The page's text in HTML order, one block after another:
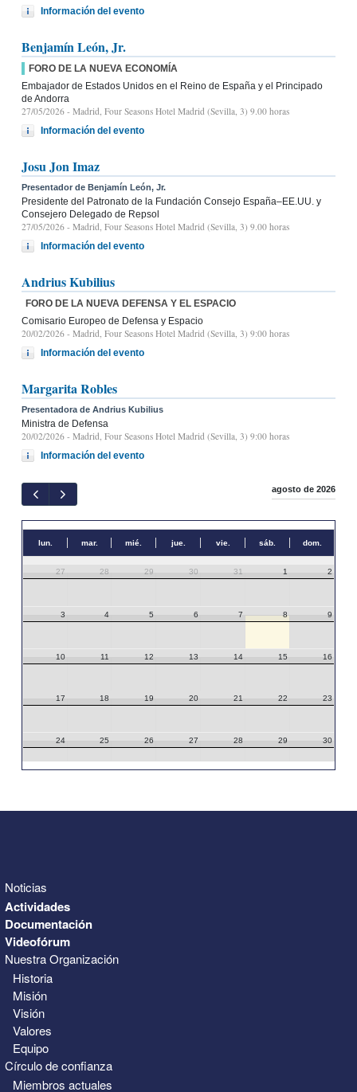
Información del evento
Benjamín León, Jr.
FORO DE LA NUEVA ECONOMÍA
Embajador de Estados Unidos en el Reino de España y el Principado
de Andorra
27/05/2026 - Madrid, Four Seasons Hotel Madrid (Sevilla, 3) 9.00 horas
Información del evento
Josu Jon Imaz
Presentador de Benjamín León, Jr.
Presidente del Patronato de la Fundación Consejo España–EE.UU. y
Consejero Delegado de Repsol
27/05/2026 - Madrid, Four Seasons Hotel Madrid (Sevilla, 3) 9.00 horas
Información del evento
Andrius Kubilius
FORO DE LA NUEVA DEFENSA Y EL ESPACIO
Comisario Europeo de Defensa y Espacio
20/02/2026 - Madrid, Four Seasons Hotel Madrid (Sevilla, 3) 9:00 horas
Información del evento
Margarita Robles
Presentadora de Andrius Kubilius
Ministra de Defensa
20/02/2026 - Madrid, Four Seasons Hotel Madrid (Sevilla, 3) 9:00 horas
Información del evento
agosto de 2026
lun. mar. mié. jue. vie. sáb. dom.
27 28 29 30 31 1 2
3 4 5 6 7 8 9
10 11 12 13 14 15 16
17 18 19 20 21 22 23
24 25 26 27 28 29 30
Noticias
Actividades
Documentación
Videofórum
Nuestra Organización
Historia
Misión
Visión
Valores
Equipo
Círculo de confianza
Miembros actuales